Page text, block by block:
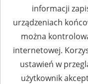
informacji
urządzeniach
można
internetowej.
ustawień w
użytkownik